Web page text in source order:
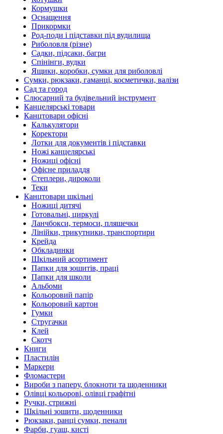
Кормушки
Оснащення
Прикормки
Род-поди і підставки під вудилища
Риболовля (різне)
Садки, підсаки, багри
Спінінги, вудки
Ящики, коробки, сумки для риболовлі
Сумки, рюкзаки, гаманці, косметички, валізи
Сад та город
Слюсарний та будівельний інструмент
Канцелярські товари
Канцтовари офісні
Калькулятори
Коректори
Лотки для документів і підставки
Ножі канцелярські
Ножиці офісні
Офісне приладдя
Степлери, дироколи
Теки
Канцтовари шкільні
Ножиці дитячі
Готовальні, циркулі
Ланчбокси, термоси, пляшечки
Лінійки, трикутники, транспортири
Крейда
Обкладинки
Шкільний асортимент
Папки для зошитів, праці
Папки для школи
Альбоми
Кольоровий папір
Кольоровий картон
Гумки
Стругачки
Клей
Скотч
Книги
Пластилін
Маркери
Фломастери
Вироби з паперу, блокноти та щоденники
Олівці кольорові, олівці графітні
Ручки, стрижні
Шкільні зошити, щоденники
Рюкзаки, ранці сумки, пенали
Фарби, гуаш, кисті